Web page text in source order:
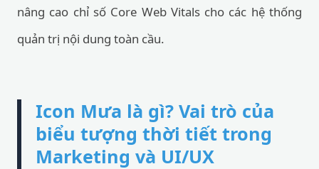
nâng cao chỉ số Core Web Vitals cho các hệ thống
quản trị nội dung toàn cầu.
Icon Mưa là gì? Vai trò của
biểu tượng thời tiết trong
Marketing và UI/UX